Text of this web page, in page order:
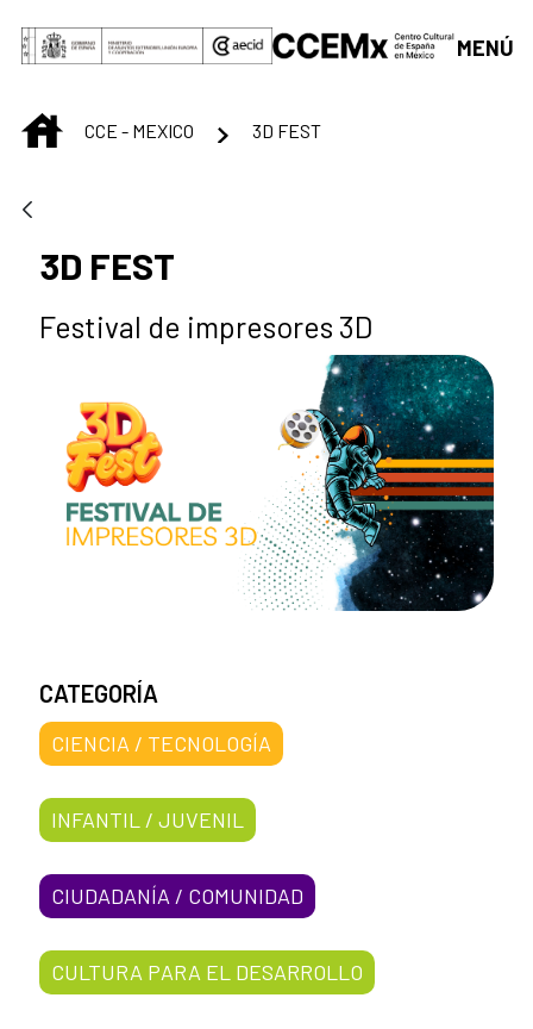
Skip to Main Content
MENÚ
INICIOCCE - MEXICO 3D FEST
3D FEST
Festival de impresores 3D
CATEGORÍA
CIENCIA / TECNOLOGÍA
INFANTIL / JUVENIL
CIUDADANÍA / COMUNIDAD
CULTURA PARA EL DESARROLLO